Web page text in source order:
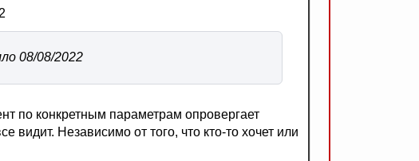
08/08/2022
по конкретным параметрам опровергает
видит. Независимо от того, что кто-то хочет или